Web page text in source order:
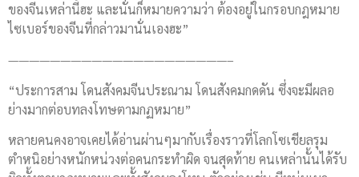
ของจีนเหล่านี้ฮะ และนั่นก็หมายความว่า ต้องอยู่ในกรอบกฎหมาย
ไซเบอร์ของจีนที่กล่าวมานั่นเองฮะ”
—————————————————————–
“ประการสาม โดนสังคมจีนประณาม โดนสังคมกดดัน ซึ่งจะมีผลอ
ย่างมากต่อบทลงโทษตามกฏหมาย”
หลายคนคงอาจเคยได้อ่านผ่านๆมากับเรื่องราวที่โลกโซเชียลรุม
ตำหนิอย่างหนักหน่วงต่อคนกระทำผิด จนสุดท้าย คนเหล่านั้นได้รับ